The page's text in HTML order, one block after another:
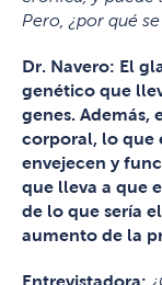
Pero, ¿por qué
Dr. Navero: El
genético que
genes. Además,
corporal, lo que
envejecen y
que lleva a que
de lo que sería
aumento de la